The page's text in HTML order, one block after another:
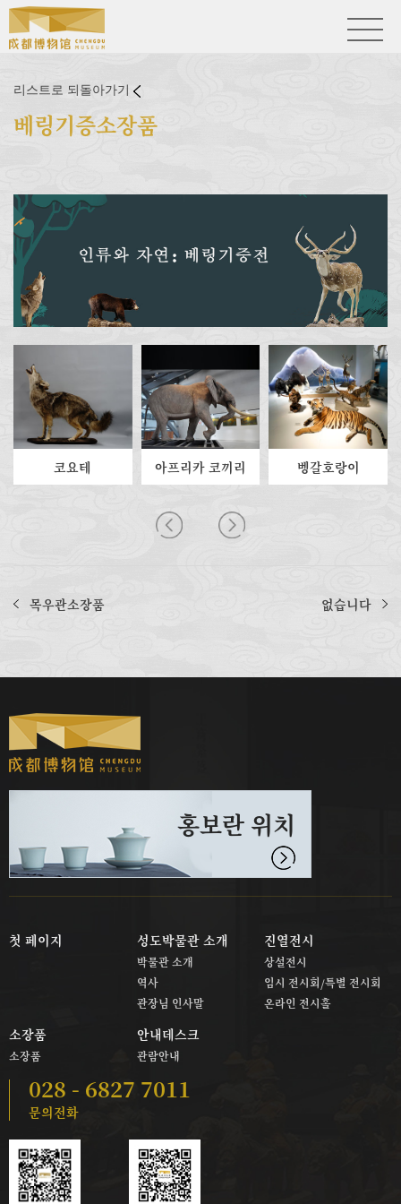
리스트로 되돌아가기
베링기증소장품
코요테 아프리카 코끼리 벵갈호랑이
목우관소장품 없습니다
홍보란 위치
첫 페이지 성도박물관 소개
박물관 소개
역사
관장님 인사말
진열전시
상설전시
임시 전시회/특별 전시회
온라인 전시홀
소장품
소장품
안내데스크
관람안내
028 - 6827 7011
문의전화